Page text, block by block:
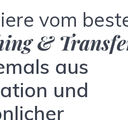
vom
&
aus
und